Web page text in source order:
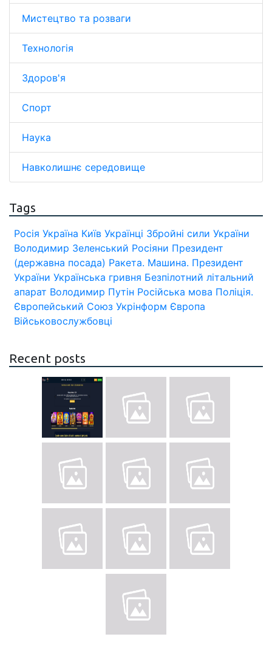
Мистецтво та розваги
Технологія
Здоров'я
Спорт
Наука
Навколишнє середовище
Tags
Росія Україна Київ Українці Збройні сили України
Володимир Зеленський Росіяни Президент
(державна посада) Ракета. Машина. Президент
України Українська гривня Безпілотний літальний
апарат Володимир Путін Російська мова Поліція.
Європейський Союз Укрінформ Європа
Військовослужбовці
Recent posts